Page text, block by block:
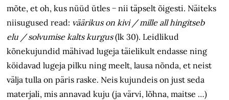
mõte, et oh, kus nüüd ütles − nii täpselt õigesti. Näiteks
niisugused read: väärikus on kivi / mille all hingitseb
elu / solvumise kalts kurgus(lk 30). Leidlikud
kõnekujundid mähivad lugeja täielikult endasse ning
köidavad lugeja pilku ning meelt, lausa nõnda, et neist
välja tulla on päris raske. Neis kujundeis on just seda
materjali, mis annavad kuju (ja värvi, lõhna, maitse …)